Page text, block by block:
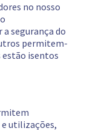
no nosso
segurança do
permitem-
estão isentos
e utilizações,